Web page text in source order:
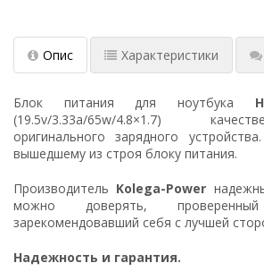
Опис Характеристики
Блок питания для ноутбука
(19.5v/3.33a/65w/4.8×1.7)
оригинального зарядного
вышедшему из строя блоку питания.
Производитель Kolega-Power
можно доверять,
зарекомендовавший себя с лучшей
Надежность и гарантия.